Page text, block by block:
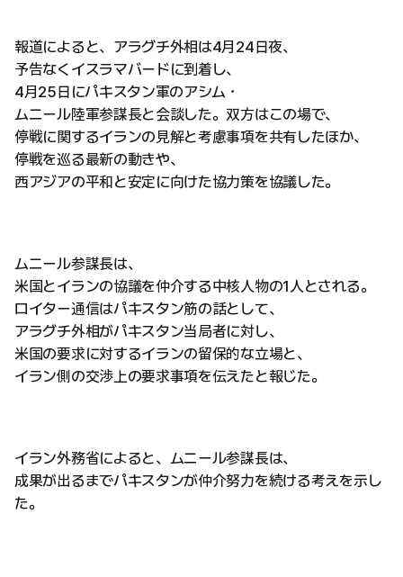
報道によると、アラグチ外相は4月24日夜、
予告なくイスラマバードに到着し、
4月25日にパキスタン軍のアシム・
ムニール陸軍参謀長と会談した。双方はこの場で、
停戦に関するイランの見解と考慮事項を共有したほか、
停戦を巡る最新の動きや、
西アジアの平和と安定に向けた協力策を協議した。
ムニール参謀長は、
米国とイランの協議を仲介する中核人物の1人とされる。
ロイター通信はパキスタン筋の話として、
アラグチ外相がパキスタン当局者に対し、
米国の要求に対するイランの留保的な立場と、
イラン側の交渉上の要求事項を伝えたと報じた。
イラン外務省によると、ムニール参謀長は、
成果が出るまでパキスタンが仲介努力を続ける考えを示し
た。